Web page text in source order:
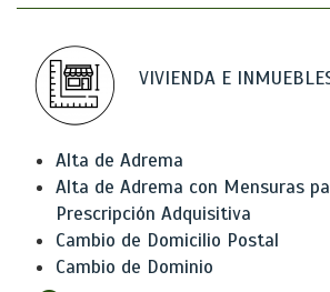
VIVIENDA E
Alta de Adrema
Alta de Adrema con Mensuras
Prescripción Adquisitiva
Cambio de Domicilio Postal
Cambio de Dominio